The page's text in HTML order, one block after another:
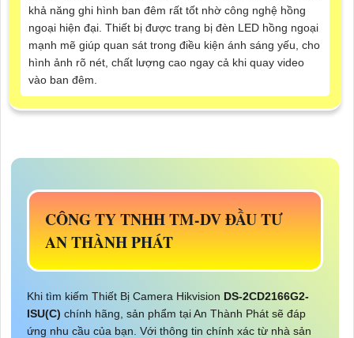
khả năng ghi hình ban đêm rất tốt nhờ công nghệ hồng
ngoại hiện đại. Thiết bị được trang bị đèn LED hồng ngoại
mạnh mẽ giúp quan sát trong điều kiện ánh sáng yếu, cho
hình ảnh rõ nét, chất lượng cao ngay cả khi quay video
vào ban đêm.
CÔNG TY TNHH TM-DV ĐẦU TƯ
AN THÀNH PHÁT
Khi tìm kiếm Thiết Bị Camera Hikvision DS-2CD2166G2-
ISU(C) chính hãng, sản phẩm tại An Thành Phát sẽ đáp
ứng nhu cầu của bạn. Với thông tin chính xác từ nhà sản